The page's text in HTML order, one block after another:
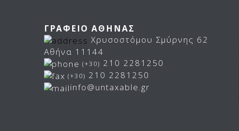
ΓΡΑΦΕΙΟ ΑΘΗΝΑΣ
Χρυσοστόμου Σμύρνης 62
Αθήνα 11144
(+30) 210 2281250
(+30) 210 2281250
info@untaxable.gr